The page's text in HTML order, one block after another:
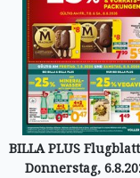
BILLA PLUS
Donnerstag,